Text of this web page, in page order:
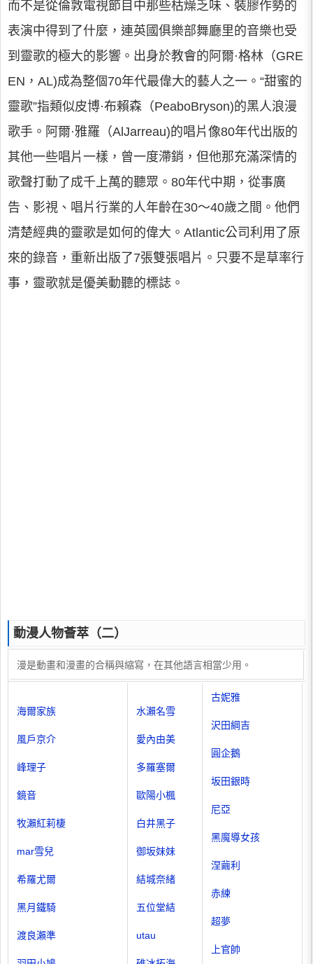
而不是從倫敦電視節目中那些枯燥乏味、裝膠作勢的
表演中得到了什麼，連英國俱樂部舞廳里的音樂也受
到靈歌的極大的影響。出身於教會的阿爾·格林（GRE
EN，AL)成為整個70年代最偉大的藝人之一。“甜蜜的
靈歌”指類似皮博·布賴森（PeaboBryson)的黑人浪漫
歌手。阿爾·雅羅（AlJarreau)的唱片像80年代出版的
其他一些唱片一樣，曾一度滯銷，但他那充滿深情的
歌聲打動了成千上萬的聽眾。80年代中期，從事廣
告、影視、唱片行業的人年齡在30～40歲之間。他們
清楚經典的靈歌是如何的偉大。Atlantic公司利用了原
來的錄音，重新出版了7張雙張唱片。只要不是草率行
事，靈歌就是優美動聽的標誌。
動漫人物薈萃（二）
漫是動畫和漫畫的合稱與縮寫，在其他語言相當少用。
海爾家族
風戶京介
峰理子
鏡音
牧瀨紅莉棲
mar雪兒
希羅尤爾
黑月鐵騎
渡良瀨準
水瀨名雪
愛內由美
多羅塞爾
歐陽小楓
白井黑子
御坂妹妹
結城奈緒
五位堂結
utau
古妮雅
沢田綱吉
圓企鵝
坂田銀時
尼亞
黑魔導女孩
涅繭利
赤練
超夢
上官帥